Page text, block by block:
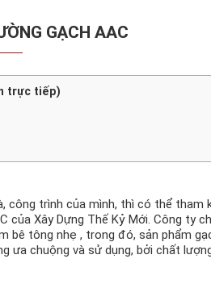
GẠCH AAC
trực tiếp)
công trình của mình, thì có thể tham
của Xây Dựng Thế Kỷ Mới. Công ty
bê tông nhẹ , trong đó, sản phẩm
ưa chuộng và sử dụng, bởi chất